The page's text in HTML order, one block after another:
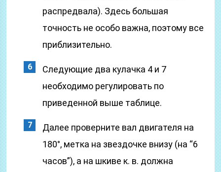
распредвала). Здесь большая
точность не особо важна, поэтому все
приблизительно.
Следующие два кулачка 4 и 7
необходимо регулировать по
приведенной выше таблице.
Далее проверните вал двигателя на
180°, метка на звездочке внизу (на “6
часов”), а на шкиве к. в. должна